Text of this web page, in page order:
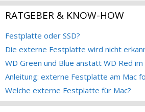
RATGEBER & KNOW-HOW
Festplatte oder SSD?
Die externe Festplatte wird nicht
WD Green und Blue anstatt WD Red im
Anleitung: externe Festplatte am Mac
Welche externe Festplatte für Mac?